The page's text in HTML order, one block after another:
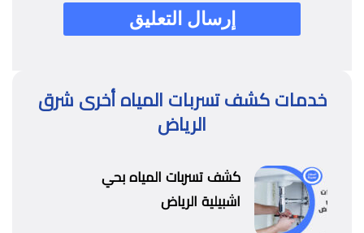
خدمات كشف تسربات المياه أخرى شرق
الرياض
كشف تسربات المياه بحي
اشبيلية الرياض